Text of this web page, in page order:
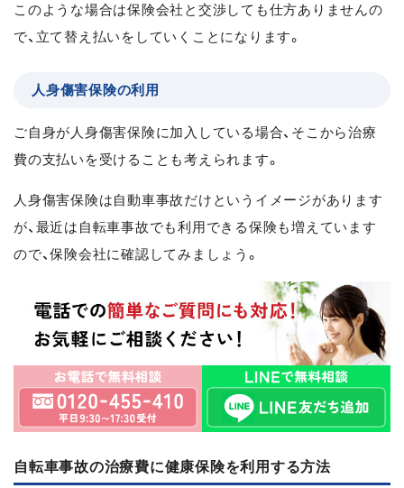
このような場合は保険会社と交渉しても仕方ありませんの
で、立て替え払いをしていくことになります。
人身傷害保険の利用
ご自身が人身傷害保険に加入している場合、そこから治療
費の支払いを受けることも考えられます。
人身傷害保険は自動車事故だけというイメージがあります
が、最近は自転車事故でも利用できる保険も増えています
ので、保険会社に確認してみましょう。
自転車事故の治療費に健康保険を利用する方法